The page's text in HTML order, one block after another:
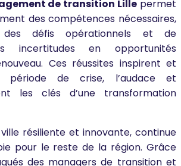
de transition Lille permet
des compétences nécessaires,
défis opérationnels et de
incertitudes en opportunités
Ces réussites inspirent et
période de crise, l’audace et
les clés d’une transformation
résiliente et innovante, continue
pour le reste de la région. Grâce
des managers de transition et